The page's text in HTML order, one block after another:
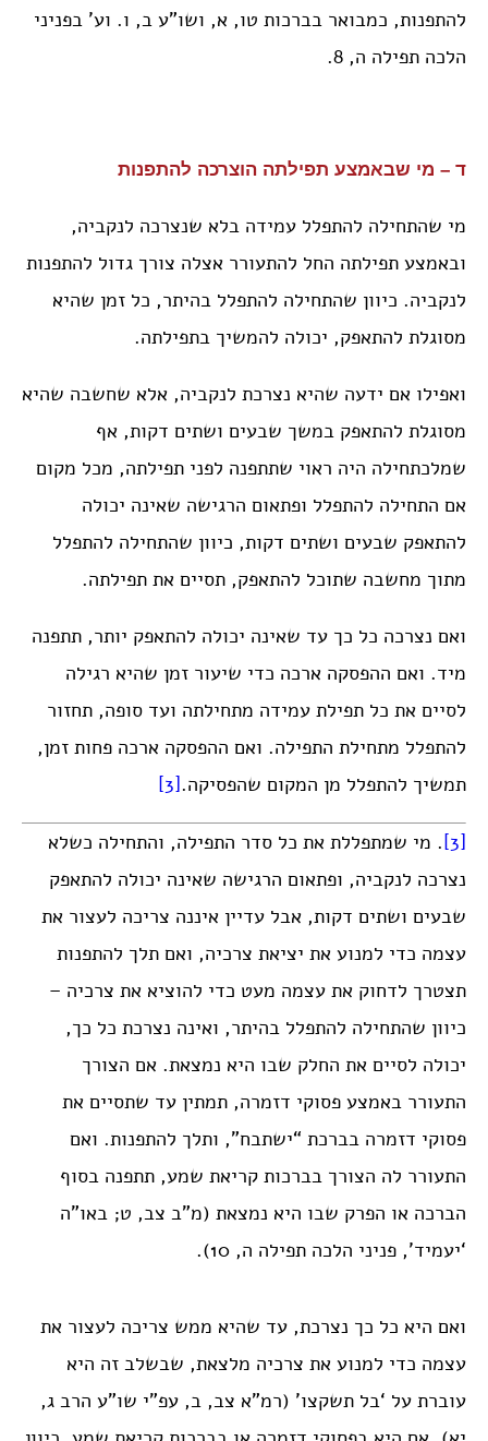
להתפנות, כמבואר בברכות טו, א, ושו”ע ב, ו. וע’ בפניני
הלכה תפילה ה, 8.
ד – מי שבאמצע תפילתה הוצרכה להתפנות
מי שהתחילה להתפלל עמידה בלא שנצרכה לנקביה,
ובאמצע תפילתה החל להתעורר אצלה צורך גדול להתפנות
לנקביה. כיוון שהתחילה להתפלל בהיתר, כל זמן שהיא
מסוגלת להתאפק, יכולה להמשיך בתפילתה.
ואפילו אם ידעה שהיא נצרכת לנקביה, אלא שחשבה שהיא
מסוגלת להתאפק במשך שבעים ושתים דקות, אף
שמלכתחילה היה ראוי שתתפנה לפני תפילתה, מכל מקום
אם התחילה להתפלל ופתאום הרגישה שאינה יכולה
להתאפק שבעים ושתים דקות, כיוון שהתחילה להתפלל
מתוך מחשבה שתוכל להתאפק, תסיים את תפילתה.
ואם נצרכה כל כך עד שאינה יכולה להתאפק יותר, תתפנה
מיד. ואם ההפסקה ארכה כדי שיעור זמן שהיא רגילה
לסיים את כל תפילת עמידה מתחילתה ועד סופה, תחזור
להתפלל מתחילת התפילה. ואם ההפסקה ארכה פחות זמן,
תמשיך להתפלל מן המקום שהפסיקה.[3]
[3]
. מי שמתפללת את כל סדר התפילה, והתחילה כשלא
נצרכה לנקביה, ופתאום הרגישה שאינה יכולה להתאפק
שבעים ושתים דקות, אבל עדיין איננה צריכה לעצור את
עצמה כדי למנוע את יציאת צרכיה, ואם תלך להתפנות
תצטרך לדחוק את עצמה מעט כדי להוציא את צרכיה –
כיוון שהתחילה להתפלל בהיתר, ואינה נצרכת כל כך,
יכולה לסיים את החלק שבו היא נמצאת. אם הצורך
התעורר באמצע פסוקי דזמרה, תמתין עד שתסיים את
פסוקי דזמרה בברכת “ישתבח”, ותלך להתפנות. ואם
התעורר לה הצורך בברכות קריאת שמע, תתפנה בסוף
הברכה או הפרק שבו היא נמצאת (מ”ב צב, ט; באו”ה
‘יעמיד’, פניני הלכה תפילה ה, 10).
ואם היא כל כך נצרכת, עד שהיא ממש צריכה לעצור את
עצמה כדי למנוע את צרכיה מלצאת, שבשלב זה היא
עוברת על ‘בל תשקצו’ (רמ”א צב, ב, עפ”י שו”ע הרב ג,